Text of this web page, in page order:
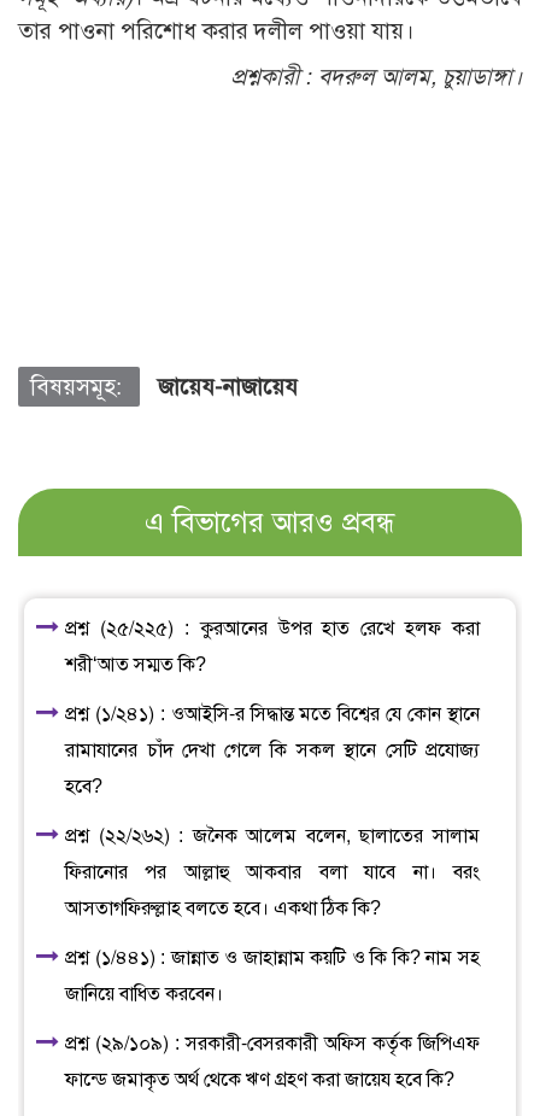
তার পাওনা পরিশোধ করার দলীল পাওয়া যায়।
প্রশ্নকারী : বদরুল আলম, চুয়াডাঙ্গা।
বিষয়সমূহ: জায়েয-নাজায়েয
এ বিভাগের আরও প্রবন্ধ
প্রশ্ন (২৫/২২৫) : কুরআনের উপর হাত রেখে হলফ করা
শরী‘আত সম্মত কি?
প্রশ্ন (১/২৪১) : ওআইসি-র সিদ্ধান্ত মতে বিশ্বের যে কোন স্থানে
রামাযানের চাঁদ দেখা গেলে কি সকল স্থানে সেটি প্রযোজ্য
হবে?
প্রশ্ন (২২/২৬২) : জনৈক আলেম বলেন, ছালাতের সালাম
ফিরানোর পর আল্লাহু আকবার বলা যাবে না। বরং
আসতাগফিরুল্লাহ বলতে হবে। একথা ঠিক কি?
প্রশ্ন (১/৪৪১) : জান্নাত ও জাহান্নাম কয়টি ও কি কি? নাম সহ
জানিয়ে বাধিত করবেন।
প্রশ্ন (২৯/১০৯) : সরকারী-বেসরকারী অফিস কর্তৃক জিপিএফ
ফান্ডে জমাকৃত অর্থ থেকে ঋণ গ্রহণ করা জায়েয হবে কি?